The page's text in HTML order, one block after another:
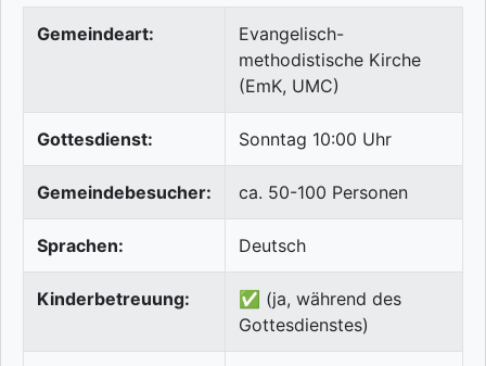
Gemeindeart:
Evangelisch-
methodistische Kirche
(EmK, UMC)
Gottesdienst: Sonntag 10:00 Uhr
Gemeindebesucher: ca. 50-100 Personen
Sprachen: Deutsch
Kinderbetreuung:
✅ (ja, während des
Gottesdienstes)